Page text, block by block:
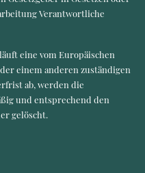
Verantwortliche
eine vom Europäischen
einem anderen zuständigen
ab, werden die
und entsprechend den
gelöscht.